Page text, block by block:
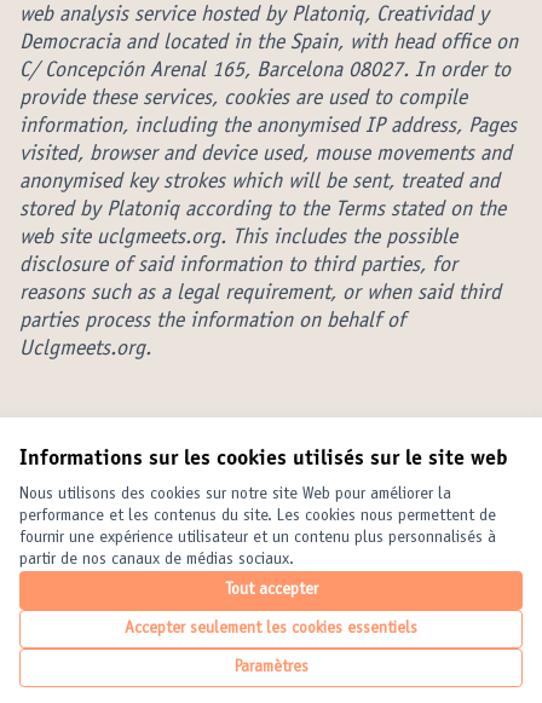
Informations sur les cookies utilisés sur le site web
Nous utilisons des cookies sur notre site Web pour améliorer la
performance et les contenus du site. Les cookies nous permettent de
fournir une expérience utilisateur et un contenu plus personnalisés à
partir de nos canaux de médias sociaux.
Tout accepter
Accepter seulement les cookies essentiels
Paramètres
web analysis service hosted by Platoniq, Creatividad y
Democracia and located in the Spain, with head office on
C/ Concepción Arenal 165, Barcelona 08027. In order to
provide these services, cookies are used to compile
information, including the anonymised IP address, Pages
visited, browser and device used, mouse movements and
anonymised key strokes which will be sent, treated and
stored by Platoniq according to the Terms stated on the
web site uclgmeets.org. This includes the possible
disclosure of said information to third parties, for
reasons such as a legal requirement, or when said third
parties process the information on behalf of
Uclgmeets.org.
Conditions d'utilisation
Paramètres des cookies
United Cities and Local Governments sur X
(Lien externe)
United Cities and Local Governments sur Facebook
(Lien externe)
United Cities and Local Governments sur YouTube
(Lien externe)
Français
Elegir el idiomaChoose languageChoisir la langue
Site réalisé grâce au
(Lien externe)
Licence
(Lien